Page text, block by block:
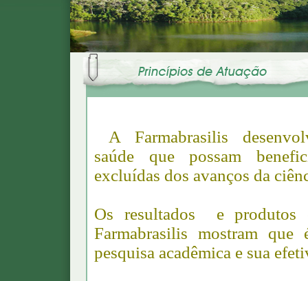
A Farmabrasilis
saúde que possam
excluídas dos avanços da
Os resultados e produtos
Farmabrasilis mostram
pesquisa acadêmica e sua